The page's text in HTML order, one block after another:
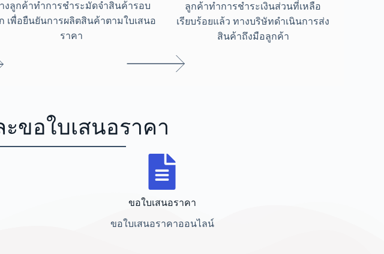
งลูกค้าทำการชำระมัดจำสินค้ารอบ
เพื่อยืนยันการผลิตสินค้าตามใบเสนอ
ราคา
ลูกค้าทำการชำระเงินส่วนที่เหลือ
เรียบร้อยแล้ว ทางบริษัทดำเนินการส่ง
สินค้าถึงมือลูกค้า
ขอใบเสนอราคา
ขอใบเสนอราคา
ขอใบเสนอราคาออนไลน์